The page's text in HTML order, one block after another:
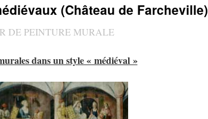
(Château de Farcheville)
DE PEINTURE MURALE
dans un style « médiéval »